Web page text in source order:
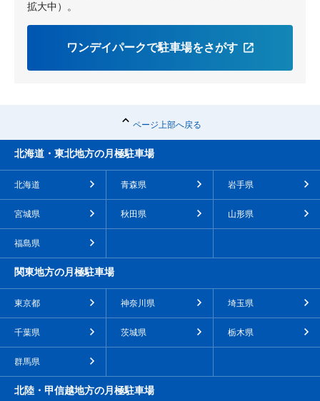
拡大中）。
ワンデイパークで駐車場をさがす
ページ上部へ戻る
北海道・東北地方の月極駐車場
北海道 青森県 岩手県
宮城県 秋田県 山形県
福島県
関東地方の月極駐車場
東京都 神奈川県 埼玉県
千葉県 茨城県 栃木県
群馬県
北陸・甲信越地方の月極駐車場